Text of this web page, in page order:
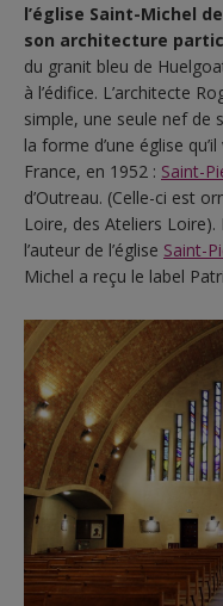
l’église Saint-Michel
son architecture
du granit bleu de
à l’édifice. L’architecte
simple, une seule nef de
la forme d’une église
France, en 1952 : Saint-
d’Outreau. (Celle-ci est
Loire, des Ateliers Loire).
l’auteur de l’église Saint-
Michel a reçu le label